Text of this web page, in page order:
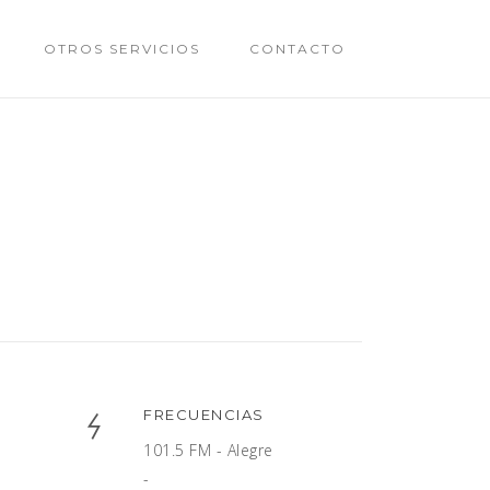
OTROS SERVICIOS CONTACTO
FRECUENCIAS
101.5 FM - Alegre
-